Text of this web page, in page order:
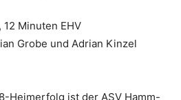
12 Minuten EHV
Grobe und Adrian Kinzel
Heimerfolg ist der ASV Hamm-